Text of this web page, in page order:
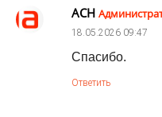
АСН
18.05.2026 09:47
Спасибо.
Ответить